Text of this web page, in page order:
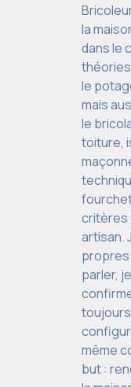
la
dans le
le
mais
le
toiture,
critères
artisan.
propres
parler,
même
but :